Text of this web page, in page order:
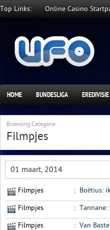
Top Links: Online Casino
HOME BUNDESLIGA EREDIVISIE
Browsing Categorie
Filmpjes
01 maart, 2014
Filmpjes : Boëtius:
Filmpjes :
Filmpjes : Van